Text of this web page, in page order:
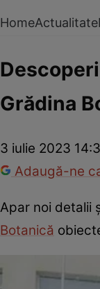
HomeActualitate
Grădina
3 iulie 2023
Adaugă-ne
Apar noi detalii
Botanică